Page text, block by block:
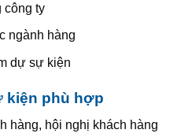
công ty
ngành hàng
dự sự kiện
kiện phù hợp
hàng, hội nghị khách hàng